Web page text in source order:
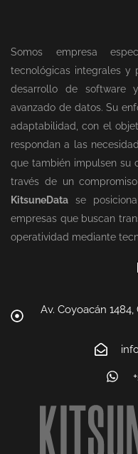
Somos empresa
tecnológicas integrales y
desarrollo de software
avanzado de datos. Su
adaptabilidad, con el
respondan a las
que también impulsen su
través de un
KitsuneData se
empresas que buscan
operatividad mediante
Av. Coyoacán